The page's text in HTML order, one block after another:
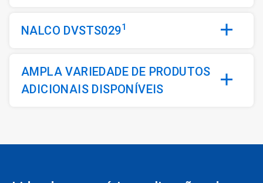
NALCO DVSTS0291
AMPLA VARIEDADE DE PRODUTOS
ADICIONAIS DISPONÍVEIS